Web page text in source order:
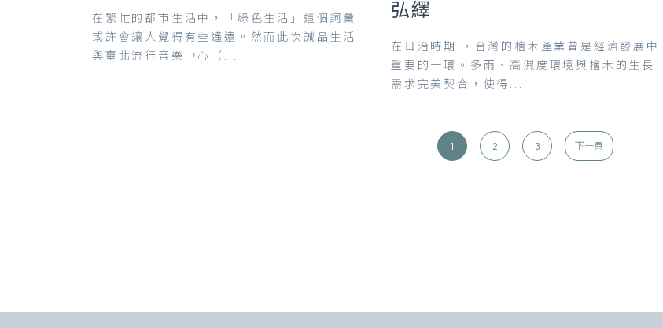
在繁忙的都市生活中，「綠色生活」這個詞彙
或許會讓人覺得有些遙遠。然而此次誠品生活
與臺北流行音樂中心（...
弘繹
在日治時期 ，台灣的檜木產業曾是經濟發展中
重要的一環。多雨、高濕度環境與檜木的生長
需求完美契合，使得...
1 2 3 下一頁